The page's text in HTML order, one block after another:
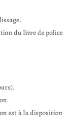
du livre de
est à la